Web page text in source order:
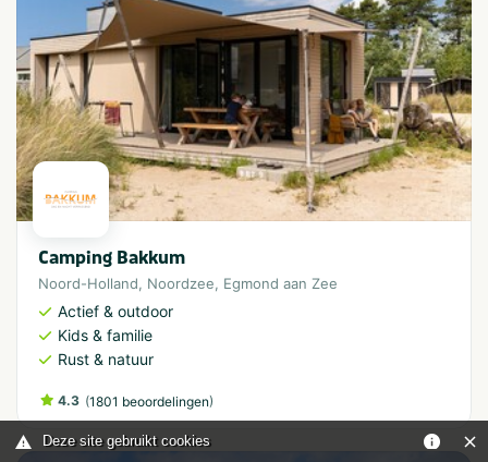
Deze site gebruikt cookies
Camping Bakkum
Noord-Holland, Noordzee, Egmond aan Zee
Actief & outdoor
Kids & familie
Rust & natuur
4.3 (1801 beoordelingen)